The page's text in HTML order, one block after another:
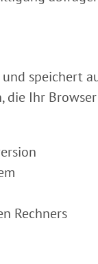
speichert
die Ihr
Rechners